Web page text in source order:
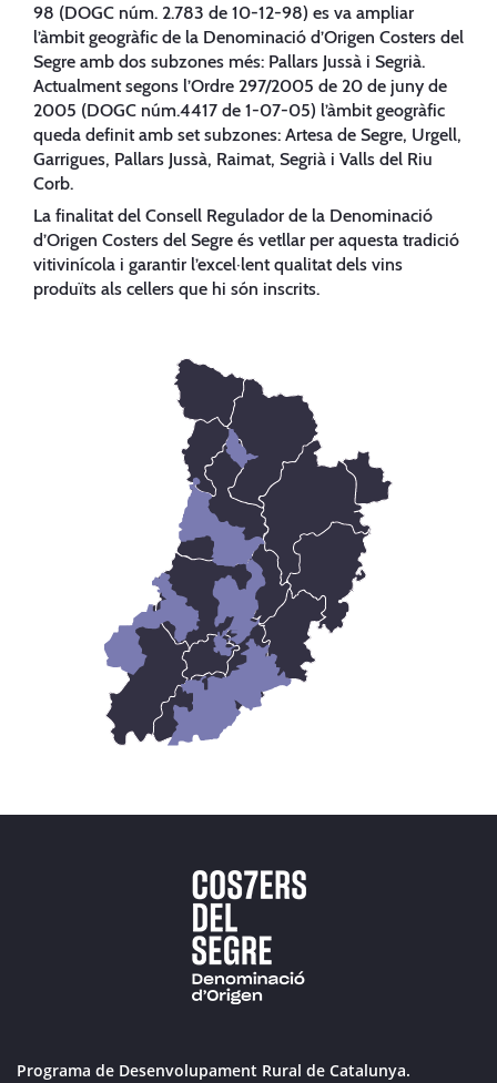
98 (DOGC núm. 2.783 de 10-12-98) es va ampliar
l’àmbit geogràfic de la Denominació d’Origen Costers del
Segre amb dos subzones més: Pallars Jussà i Segrià.
Actualment segons l’Ordre 297/2005 de 20 de juny de
2005 (DOGC núm.4417 de 1-07-05) l’àmbit geogràfic
queda definit amb set subzones: Artesa de Segre, Urgell,
Garrigues, Pallars Jussà, Raimat, Segrià i Valls del Riu
Corb.
La finalitat del Consell Regulador de la Denominació
d’Origen Costers del Segre és vetllar per aquesta tradició
vitivinícola i garantir l’excel·lent qualitat dels vins
produïts als cellers que hi són inscrits.
Programa de Desenvolupament Rural de Catalunya.